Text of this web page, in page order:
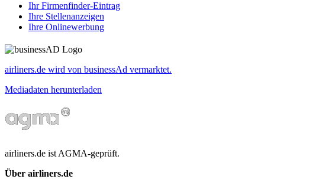
Ihr Firmenfinder-Eintrag
Ihre Stellenanzeigen
Ihre Onlinewerbung
airliners.de wird von businessAd vermarktet.
Mediadaten herunterladen
airliners.de ist AGMA-geprüft.
Über airliners.de